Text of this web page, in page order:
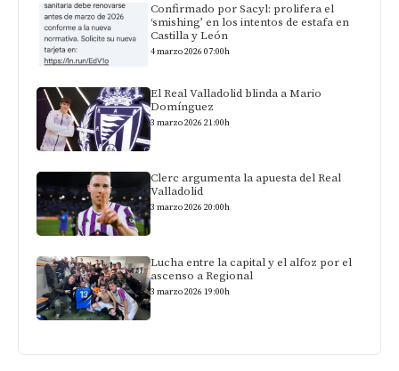
Confirmado por Sacyl: prolifera el
‘smishing’ en los intentos de estafa en
Castilla y León
4 marzo 2026 07:00h
El Real Valladolid blinda a Mario
Domínguez
3 marzo 2026 21:00h
Clerc argumenta la apuesta del Real
Valladolid
3 marzo 2026 20:00h
Lucha entre la capital y el alfoz por el
ascenso a Regional
3 marzo 2026 19:00h